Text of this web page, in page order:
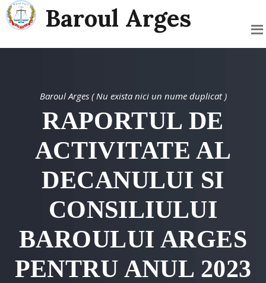
Baroul Arges
Baroul Arges ( Nu exista nici un nume duplicat )
RAPORTUL DE
ACTIVITATE AL
DECANULUI SI
CONSILIULUI
BAROULUI ARGES
PENTRU ANUL 2023